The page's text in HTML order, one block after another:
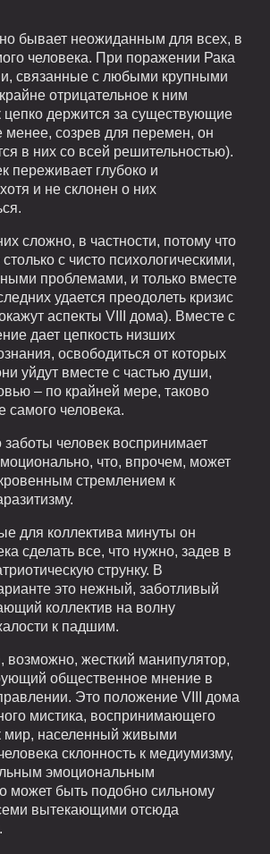
бывает неожиданным для всех, в
человека. При поражении Рака
связанные с любыми крупными
отрицательное к ним
держится за существующие
менее, созрев для перемен, он
в них со всей решительностью).
переживает глубоко и
и не склонен о них
сложно, в частности, потому что
с чисто психологическими,
проблемами, и только вместе
удается преодолеть кризис
аспекты VIII дома). Вместе с
дает цепкость низших
освободиться от которых
уйдут вместе с частью души,
– по крайней мере, таково
самого человека.
заботы человек воспринимает
что, впрочем, может
стремлением к
для коллектива минуты он
сделать все, что нужно, задев в
струнку. В
это нежный, заботливый
коллектив на волну
к падшим.
возможно, жесткий манипулятор,
общественное мнение в
Это положение VIII дома
мистика, воспринимающего
мир, населенный живыми
склонность к медиумизму,
эмоциональным
может быть подобно сильному
вытекающими отсюда